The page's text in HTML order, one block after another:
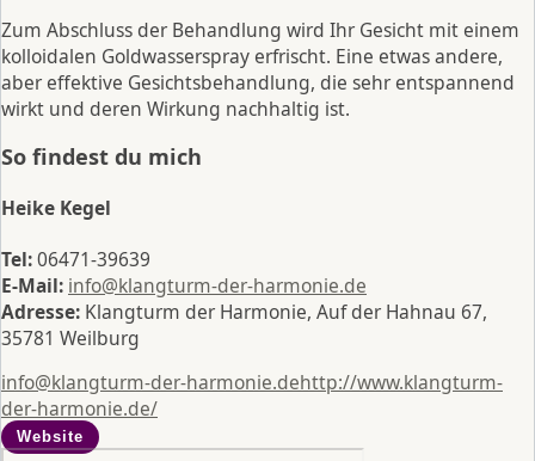
Zum Abschluss der Behandlung wird Ihr Gesicht mit einem
kolloidalen Goldwasserspray erfrischt. Eine etwas andere,
aber effektive Gesichtsbehandlung, die sehr entspannend
wirkt und deren Wirkung nachhaltig ist.
So findest du mich
Heike Kegel
Tel:06471-39639
E-Mail: info@klangturm-der-harmonie.de
Adresse: Klangturm der Harmonie, Auf der Hahnau 67,
35781 Weilburg
info@klangturm-der-harmonie.dehttp://www.klangturm-
der-harmonie.de/
Website